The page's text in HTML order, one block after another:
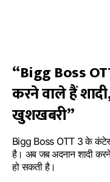
“Bigg Boss
करने वाले हैं
खुशखबरी”
Bigg Boss OTT 3 के
है। अब जब अदनान शादी
हो सकती है।